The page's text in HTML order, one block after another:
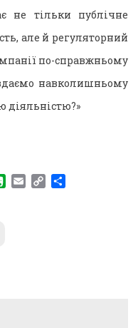
не тільки публічне
але й регуляторний
по-справжньому
навколишньому
діяльністю?»
Evernote
EmailCopy